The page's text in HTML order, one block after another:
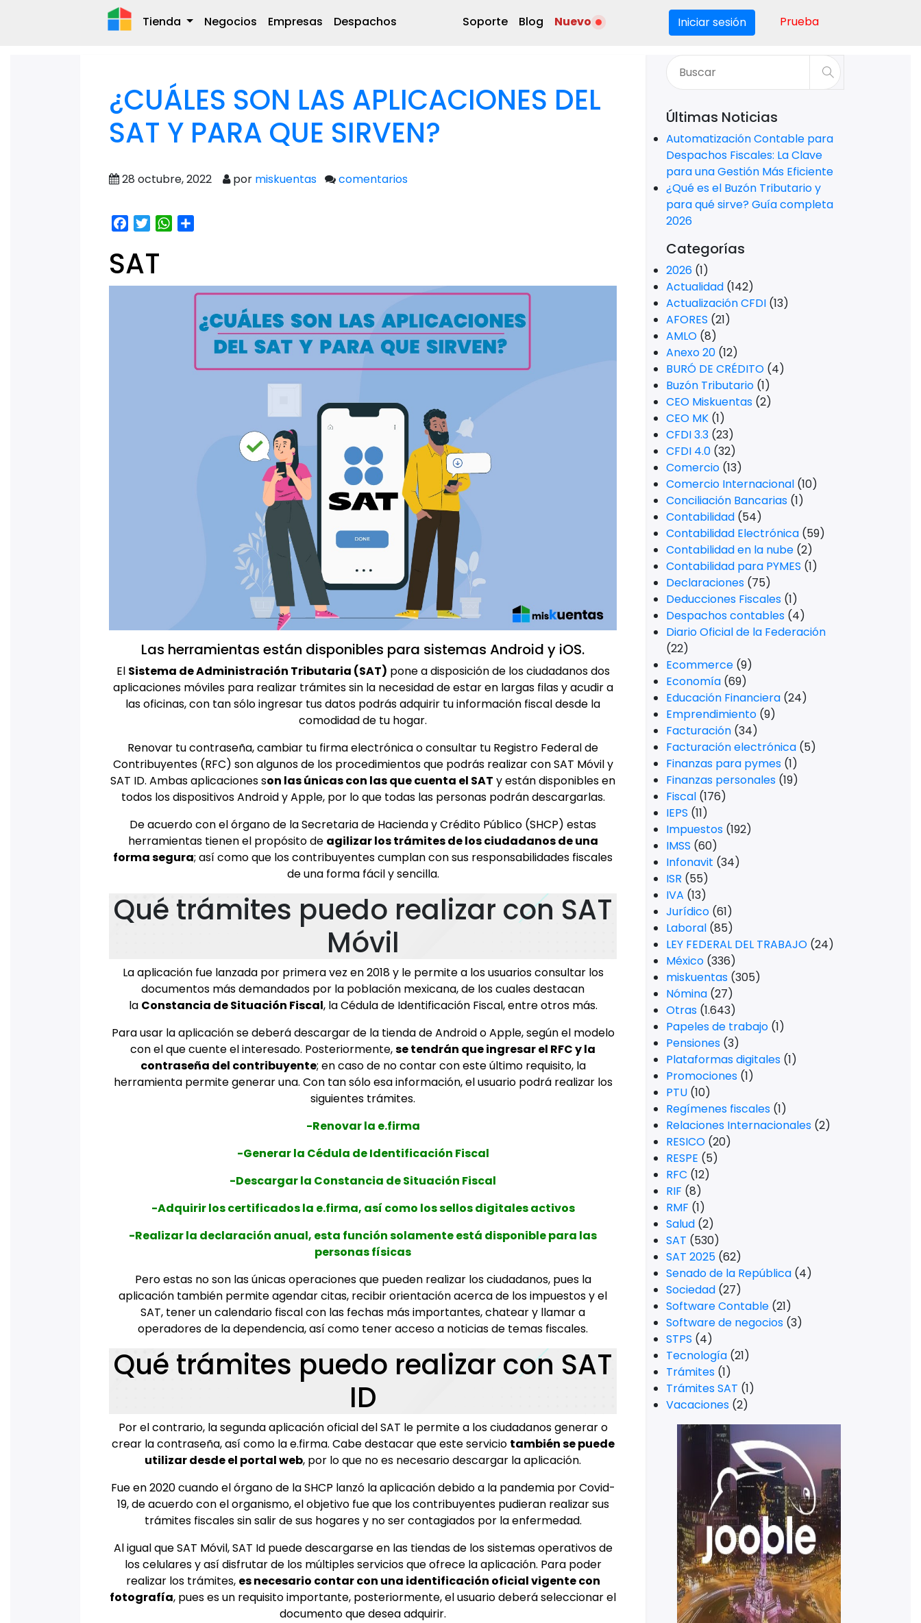
Tienda Negocios Empresas Despachos Soporte Blog Nuevo Iniciar sesión Prueba
¿CUÁLES SON LAS APLICACIONES DEL
SAT Y PARA QUE SIRVEN?
28 octubre, 2022 por miskuentas comentarios
Facebook
TwitterWhatsApp
SAT
Las herramientas están disponibles para sistemas Android y iOS.
El Sistema de Administración Tributaria (SAT) pone a disposición de los ciudadanos dos
aplicaciones móviles para realizar trámites sin la necesidad de estar en largas filas y acudir a
las oficinas, con tan sólo ingresar tus datos podrás adquirir tu información fiscal desde la
comodidad de tu hogar.
Renovar tu contraseña, cambiar tu firma electrónica o consultar tu Registro Federal de
Contribuyentes (RFC) son algunos de los procedimientos que podrás realizar con SAT Móvil y
SAT ID. Ambas aplicaciones son las únicas con las que cuenta el SAT y están disponibles en
todos los dispositivos Android y Apple, por lo que todas las personas podrán descargarlas.
De acuerdo con el órgano de la Secretaria de Hacienda y Crédito Público (SHCP) estas
herramientas tienen el propósito de agilizar los trámites de los ciudadanos de una
forma segura; así como que los contribuyentes cumplan con sus responsabilidades fiscales
de una forma fácil y sencilla.
Qué trámites puedo realizar con SAT
Móvil
La aplicación fue lanzada por primera vez en 2018 y le permite a los usuarios consultar los
documentos más demandados por la población mexicana, de los cuales destacan
la Constancia de Situación Fiscal, la Cédula de Identificación Fiscal, entre otros más.
Para usar la aplicación se deberá descargar de la tienda de Android o Apple, según el modelo
con el que cuente el interesado. Posteriormente,se tendrán que ingresar el RFC y la
contraseña del contribuyente; en caso de no contar con este último requisito, la
herramienta permite generar una. Con tan sólo esa información, el usuario podrá realizar los
siguientes trámites.
-Renovar la e.firma
-Generar la Cédula de Identificación Fiscal
-Descargar la Constancia de Situación Fiscal
-Adquirir los certificados la e.firma, así como los sellos digitales activos
-Realizar la declaración anual, esta función solamente está disponible para las
personas físicas
Pero estas no son las únicas operaciones que pueden realizar los ciudadanos, pues la
aplicación también permite agendar citas, recibir orientación acerca de los impuestos y el
SAT, tener un calendario fiscal con las fechas más importantes, chatear y llamar a
operadores de la dependencia, así como tener acceso a noticias de temas fiscales.
Qué trámites puedo realizar con SAT
ID
Por el contrario, la segunda aplicación oficial del SAT le permite a los ciudadanos generar o
crear la contraseña, así como la e.firma. Cabe destacar que este servicio también se puede
utilizar desde el portal web, por lo que no es necesario descargar la aplicación.
Fue en 2020 cuando el órgano de la SHCP lanzó la aplicación debido a la pandemia por Covid-
19, de acuerdo con el organismo, el objetivo fue que los contribuyentes pudieran realizar sus
trámites fiscales sin salir de sus hogares y no ser contagiados por la enfermedad.
Al igual que SAT Móvil, SAT Id puede descargarse en las tiendas de los sistemas operativos de
los celulares y así disfrutar de los múltiples servicios que ofrece la aplicación. Para poder
realizar los trámites, es necesario contar con una identificación oficial vigente con
fotografía, pues es un requisito importante, posteriormente, el usuario deberá seleccionar el
documento que desea adquirir.
Últimas Noticias
Automatización Contable para
Despachos Fiscales: La Clave
para una Gestión Más Eficiente
¿Qué es el Buzón Tributario y
para qué sirve? Guía completa
2026
Categorías
2026 (1)
Actualidad (142)
Actualización CFDI (13)
AFORES (21)
AMLO (8)
Anexo 20 (12)
BURÓ DE CRÉDITO (4)
Buzón Tributario (1)
CEO Miskuentas (2)
CEO MK (1)
CFDI 3.3 (23)
CFDI 4.0 (32)
Comercio (13)
Comercio Internacional (10)
Conciliación Bancarias (1)
Contabilidad (54)
Contabilidad Electrónica (59)
Contabilidad en la nube (2)
Contabilidad para PYMES (1)
Declaraciones (75)
Deducciones Fiscales (1)
Despachos contables (4)
Diario Oficial de la Federación
(22)
Ecommerce (9)
Economía (69)
Educación Financiera (24)
Emprendimiento (9)
Facturación (34)
Facturación electrónica (5)
Finanzas para pymes (1)
Finanzas personales (19)
Fiscal (176)
IEPS (11)
Impuestos (192)
IMSS (60)
Infonavit (34)
ISR (55)
IVA (13)
Jurídico (61)
Laboral (85)
LEY FEDERAL DEL TRABAJO (24)
México (336)
miskuentas (305)
Nómina (27)
Otras (1.643)
Papeles de trabajo (1)
Pensiones (3)
Plataformas digitales (1)
Promociones (1)
PTU (10)
Regímenes fiscales (1)
Relaciones Internacionales (2)
RESICO (20)
RESPE (5)
RFC (12)
RIF (8)
RMF (1)
Salud (2)
SAT (530)
SAT 2025 (62)
Senado de la República (4)
Sociedad (27)
Software Contable (21)
Software de negocios (3)
STPS (4)
Tecnología (21)
Trámites (1)
Trámites SAT (1)
Vacaciones (2)